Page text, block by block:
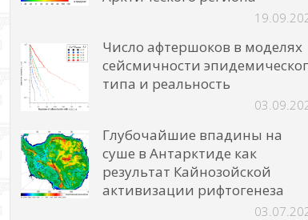
Число афтершоков в моделях
сейсмичности
типа и реальность
Глубочайшие впадины на
суше в Антарктиде как
результат Кайнозойской
активизации рифтогенеза